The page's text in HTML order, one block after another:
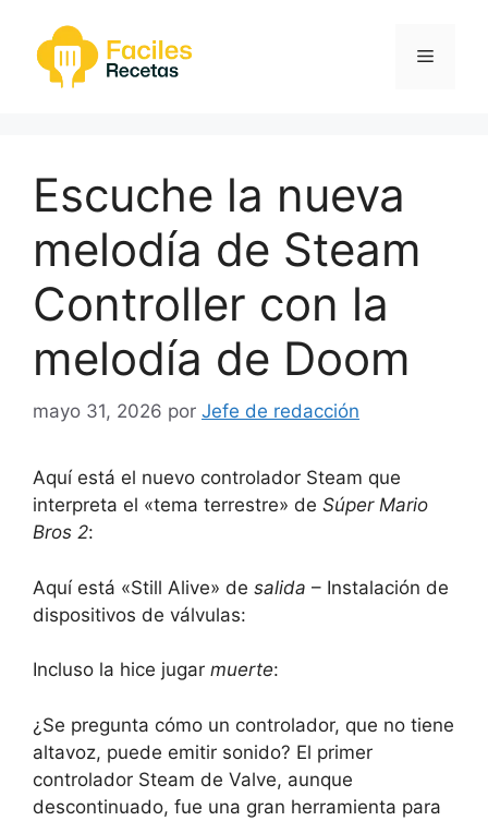
contenido
Menú
Escuche la nueva
melodía de Steam
Controller con la
melodía de Doom
mayo 31, 2026 por Jefe de redacción
Aquí está el nuevo controlador Steam que
interpreta el «tema terrestre» de Súper Mario
Bros 2:
Aquí está «Still Alive» de salida – Instalación de
dispositivos de válvulas:
Incluso la hice jugar muerte:
¿Se pregunta cómo un controlador, que no tiene
altavoz, puede emitir sonido? El primer
controlador Steam de Valve, aunque
descontinuado, fue una gran herramienta para